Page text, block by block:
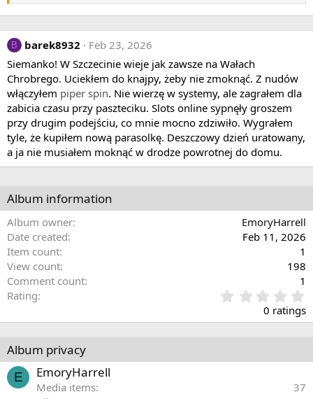
B barek8932
Feb 23, 2026
Siemanko! W Szczecinie wieje jak zawsze na Wałach
Chrobrego. Uciekłem do knajpy, żeby nie zmoknąć. Z nudów
włączyłem piper spin. Nie wierzę w systemy, ale zagrałem dla
zabicia czasu przy paszteciku. Slots online sypnęły groszem
przy drugim podejściu, co mnie mocno zdziwiło. Wygrałem
tyle, że kupiłem nową parasolkę. Deszczowy dzień uratowany,
a ja nie musiałem moknąć w drodze powrotnej do domu.
Album information
Album owner
EmoryHarrell
Date created
Feb 11, 2026
Item count
1
View count
198
Comment count
1
Rating
.
0
t
0 ratings
Album privacy
E EmoryHarrell
Media items
37